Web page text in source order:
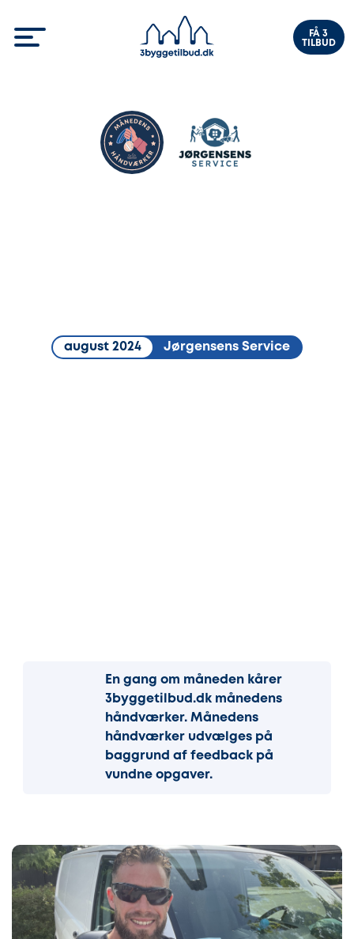
FÅ 3
TILBUD
august 2024 Jørgensens Service
En gang om måneden kårer
3byggetilbud.dk månedens
håndværker. Månedens
håndværker udvælges på
baggrund af feedback på
vundne opgaver.